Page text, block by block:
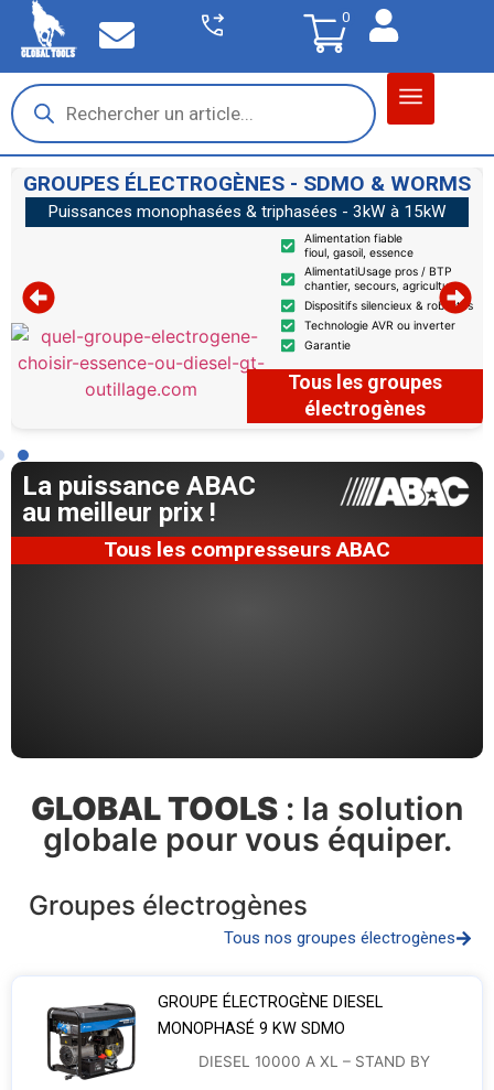
0
GROUPES ÉLECTROGÈNES - SDMO & WORMS
Puissances monophasées & triphasées - 3kW à 15kW
Alimentation fiable
fioul, gasoil, essence
AlimentatiUsage pros / BTP
chantier, secours, agriculture
Dispositifs silencieux & robustes
Technologie AVR ou inverter
Garantie
Tous les groupes
électrogènes
La puissance ABAC
au meilleur prix !
Tous les compresseurs ABAC
GLOBAL TOOLS: la solution
globale pour vous équiper.
Groupes électrogènes
Tous nos groupes électrogènes
GROUPE ÉLECTROGÈNE DIESEL
MONOPHASÉ 9 KW SDMO
DIESEL 10000 A XL – STAND BY